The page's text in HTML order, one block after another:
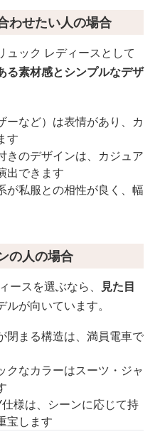
わせたい人の場合
ュック レディースとして
る素材感とシンプルなデザ
ーなど）は表情があり、カ
す
きのデザインは、カジュア
出できます
が私服との相性が良く、幅
の人の場合
ースを選ぶなら、
見た目
ルが向いています。
閉まる構造は、満員電車で
クなカラーはスーツ・ジャ
様は、シーンに応じて持
宝します